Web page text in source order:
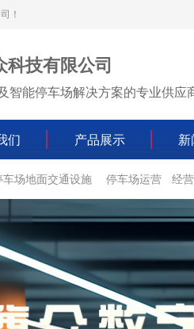
！
科技有限公司
智能停车场解决方案的专业供应
们 产品展示 新
车场地面交通设施 停车场运营 经